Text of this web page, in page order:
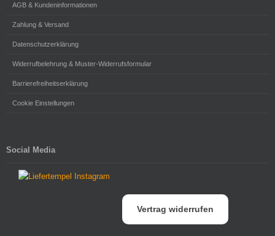
AGB & Kundeninformationen
Zahlung & Versand
Datenschutzerklärung
Widerrufbelehrung & Muster-Widerrufsformular
Barrierefreiheitserklärung
Cookie Einstellungen
Social Media
Vertrag widerrufen